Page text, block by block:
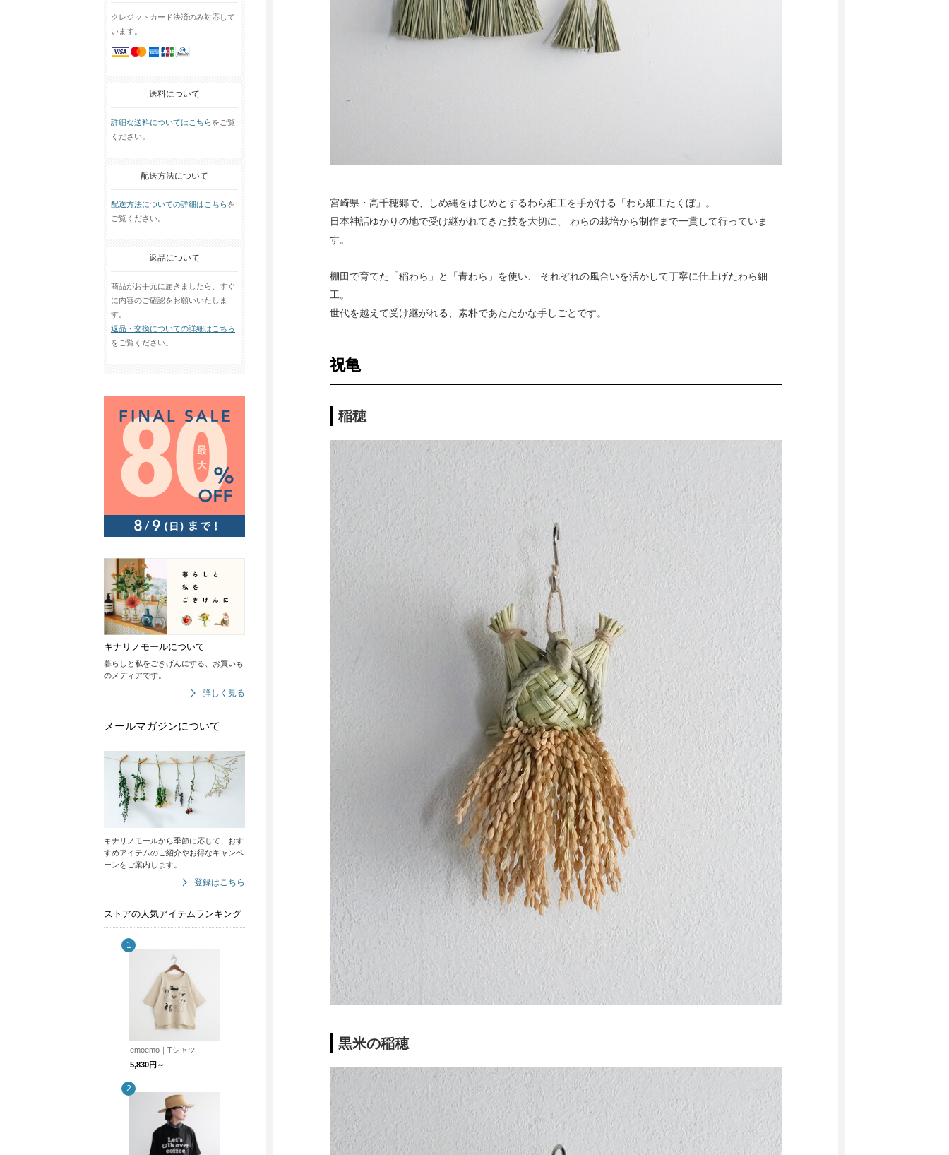
クレジットカード決済のみ対応して
います。
送料について
詳細な送料についてはこちらをご覧
ください。
配送方法について
配送方法についての詳細はこちらを
ご覧ください。
返品について
商品がお手元に届きましたら、すぐ
に内容のご確認をお願いいたしま
す。
返品・交換についての詳細はこちら
をご覧ください。
キナリノモールについて
暮らしと私をごきげんにする、お買いも
のメディアです。
詳しく見る
メールマガジンについて
キナリノモールから季節に応じて、おす
すめアイテムのご紹介やお得なキャンペ
ーンをご案内します。
登録はこちら
ストアの人気アイテムランキング
emoemo｜Tシャツ
5,830円～
宮崎県・高千穂郷で、しめ縄をはじめとするわら細工を手がける「わら細工たくぼ」。
日本神話ゆかりの地で受け継がれてきた技を大切に、 わらの栽培から制作まで一貫して行っていま
す。
棚田で育てた「稲わら」と「青わら」を使い、 それぞれの風合いを活かして丁寧に仕上げたわら細
工。
世代を越えて受け継がれる、素朴であたたかな手しごとです。
祝亀
稲穂
黒米の稲穂